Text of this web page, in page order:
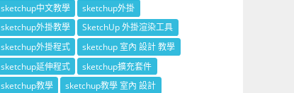
sketchup中文教學
sketchup外掛
sketchup外掛教學
SketchUp 外掛渲染工具
sketchup外掛程式
sketchup 室內 設計 教學
sketchup延伸程式
sketchup擴充套件
sketchup教學
sketchup教學 室內 設計